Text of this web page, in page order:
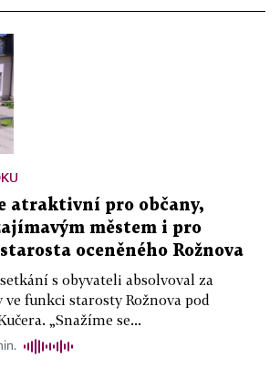
atraktivní pro občany,
městem i pro
oceněného Rožnova
s obyvateli absolvoval za
funkci starosty Rožnova pod
„Snažíme se...